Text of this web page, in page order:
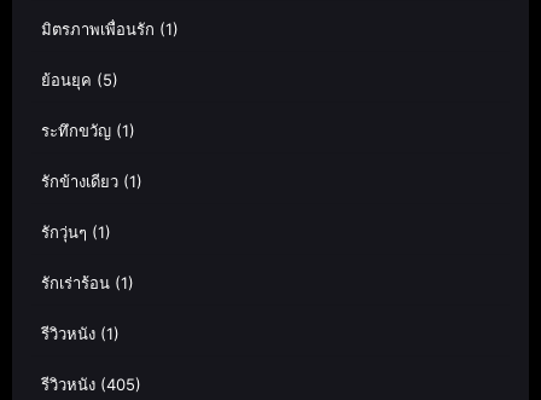
มิตรภาพเพื่อนรัก (1)
ย้อนยุค (5)
ระทึกขวัญ (1)
รักข้างเดียว (1)
รักวุ่นๆ (1)
รักเร่าร้อน (1)
รีวิวหนัง (1)
รีวิวหนัง (405)